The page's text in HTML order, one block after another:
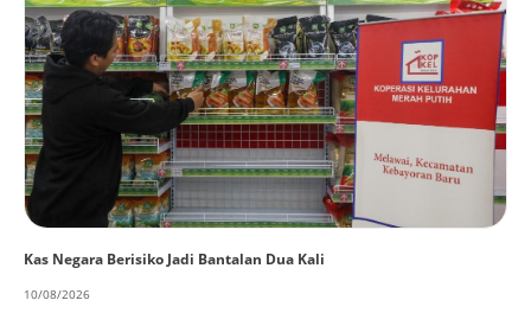
Kas Negara Berisiko Jadi Bantalan Dua Kali
10/08/2026